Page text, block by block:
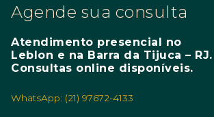
Agende sua consulta
Atendimento presencial no
Leblon e na Barra da Tijuca – RJ.
Consultas online disponíveis.
WhatsApp: (21) 97672-4133